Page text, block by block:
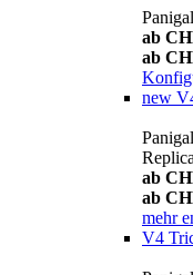
ab
ab
new
Replica
ab
ab
mehr
V4